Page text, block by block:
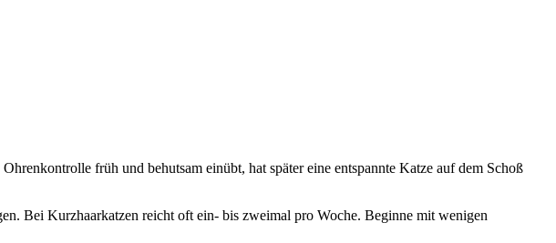
früh und behutsam einübt, hat später eine entspannte Katze auf dem Schoß
Bei Kurzhaarkatzen reicht oft ein- bis zweimal pro Woche. Beginne mit wenigen